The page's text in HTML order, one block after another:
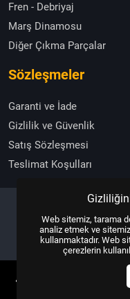
Fren - Debriyaj
Marş Dinamosu
Diğer Çıkma Parçalar
Sözleşmeler
Garanti ve İade
Gizlilik ve Güvenlik
Satış Sözleşmesi
Teslimat Koşulları
Copyright ©
Web sitemiz, tarama
analiz etmek ve
kullanmaktadır. Web
çerezlerin